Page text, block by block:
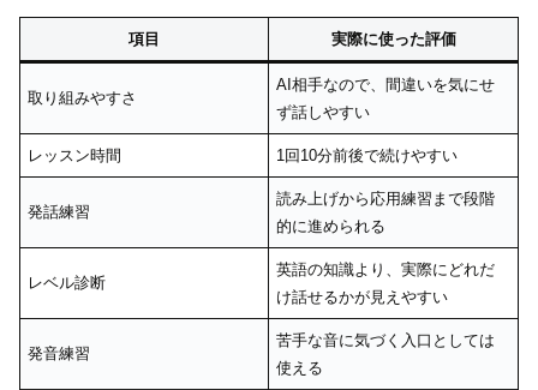
項目 実際に使った評価
取り組みやすさ
AI相手なので、間違いを気にせ
ず話しやすい
レッスン時間 1回10分前後で続けやすい
発話練習
読み上げから応用練習まで段階
的に進められる
レベル診断
英語の知識より、実際にどれだ
け話せるかが見えやすい
発音練習
苦手な音に気づく入口としては
使える